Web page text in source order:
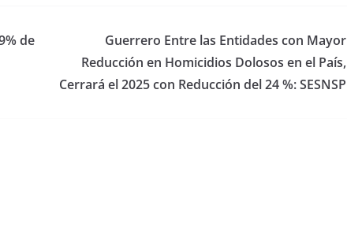
de
Guerrero Entre las Entidades con Mayor
Reducción en Homicidios Dolosos en el País,
Cerrará el 2025 con Reducción del 24 %: SESNSP